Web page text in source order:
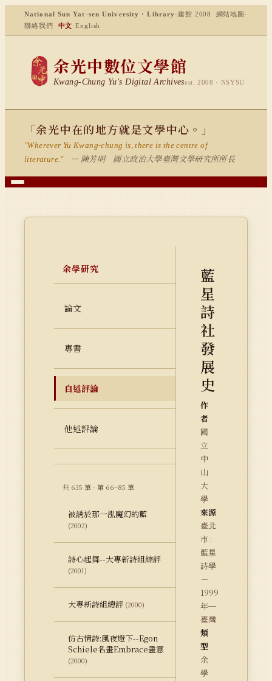
National Sun Yat-sen University · Library ·建館 2008 網站地圖 ·
聯絡我們
中文·English
余光中數位文學館
Kwang-Chung Yu's Digital Archivesest. 2008 · NSYSU
「余光中在的地方就是文學中心。」
"Wherever Yu Kwang-chung is, there is the centre of
literature."
— 陳芳明 國立政治大學臺灣文學研究所所長
余學研究
論文
專書
自述評論
他述評論
共 635 筆 · 第 66–85 筆
被誘於那一泓魔幻的藍
(2002)
詩心起舞--大專新詩組綜評
(2001)
大專新詩組總評 (2000)
仿古情詩:風夜燈下--Egon
Schiele名畫Embrace畫意
(2000)
藍
星
詩
社
發
展
史
作
者
國
立
中
山
大
學
來源
臺北
市 :
藍星
詩學
－
1999
年─
臺灣
類
型
余
學